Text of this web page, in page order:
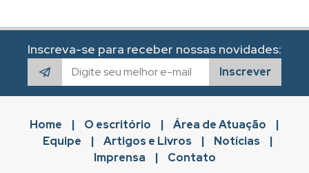
Inscreva-se para receber nossas novidades:
Inscrever
Home | O escritório | Área de Atuação
|
Equipe
| Artigos e Livros | Notícias
|
Imprensa
|
Contato